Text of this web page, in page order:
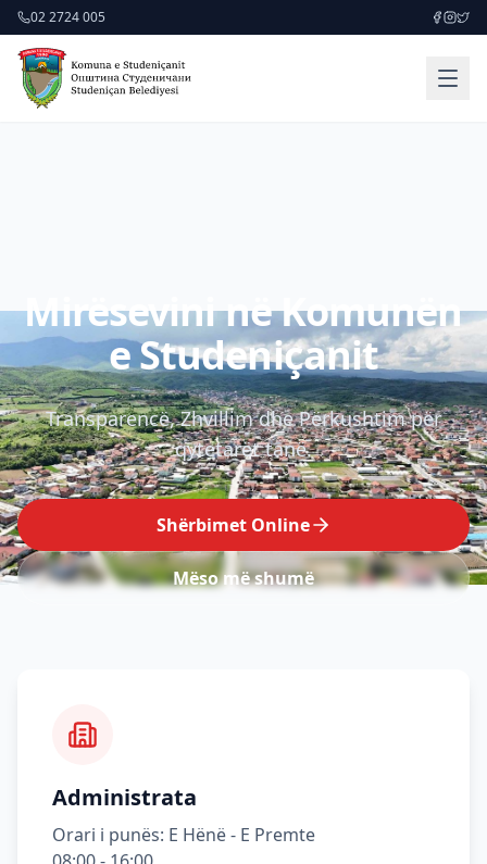
02 2724 005
Mirësevini në Komunën
e Studeniçanit
Transparencë, Zhvillim dhe Përkushtim për
qytetarët tanë.
Shërbimet Online
Mëso më shumë
Administrata
Orari i punës: E Hënë - E Premte